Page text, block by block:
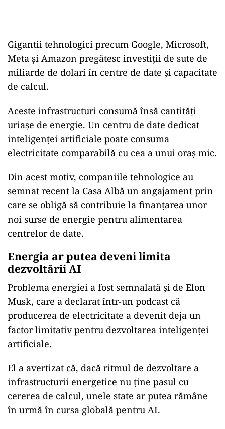
Gigantii tehnologici precum Google, Microsoft,
Meta și Amazon pregătesc investiții de sute de
miliarde de dolari în centre de date și capacitate
de calcul.
Aceste infrastructuri consumă însă cantități
uriașe de energie. Un centru de date dedicat
inteligenței artificiale poate consuma
electricitate comparabilă cu cea a unui oraș mic.
Din acest motiv, companiile tehnologice au
semnat recent la Casa Albă un angajament prin
care se obligă să contribuie la finanțarea unor
noi surse de energie pentru alimentarea
centrelor de date.
Energia ar putea deveni limita
dezvoltării AI
Problema energiei a fost semnalată și de Elon
Musk, care a declarat într-un podcast că
producerea de electricitate a devenit deja un
factor limitativ pentru dezvoltarea inteligenței
artificiale.
El a avertizat că, dacă ritmul de dezvoltare a
infrastructurii energetice nu ține pasul cu
cererea de calcul, unele state ar putea rămâne
în urmă în cursa globală pentru AI.